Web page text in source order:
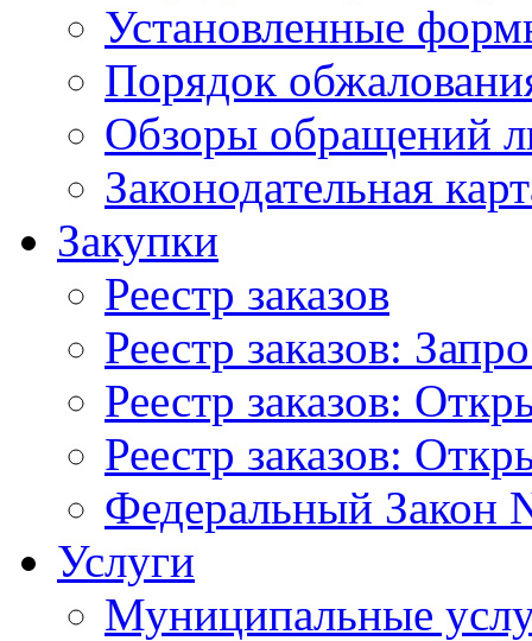
Установленные
Порядок
Обзоры обращений
Законодательная
Закупки
Реестр заказов
Реестр заказов:
Реестр заказов:
Реестр заказов:
Федеральный Закон
Услуги
Муниципальные